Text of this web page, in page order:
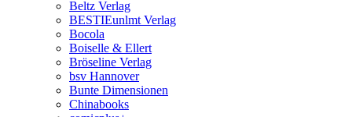
Beltz Verlag
BESTIEunlmt Verlag
Bocola
Boiselle & Ellert
Bröseline Verlag
bsv Hannover
Bunte Dimensionen
Chinabooks